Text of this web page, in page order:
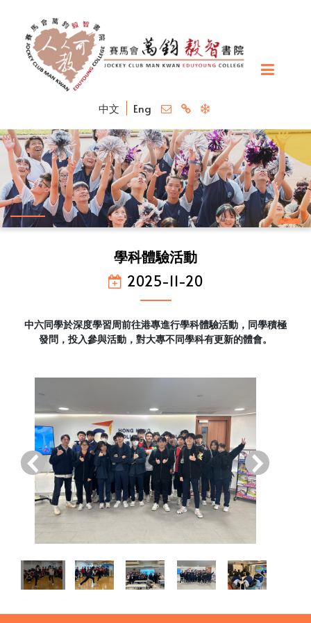
中文 Eng
學科體驗活動
2025-11-20
中六同學於深度學習周前往港專進行學科體驗活動，同學積極
發問，投入參與活動，對大專不同學科有更新的體會。
‹ ›